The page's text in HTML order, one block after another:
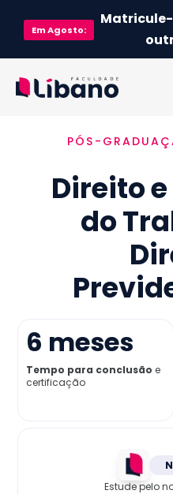
EmAgosto:
Matricule-
Ementa
Como funciona
Credenciamento MEC
Matricule-se
PÓS-
Direito
do
6 meses
Tempo para conclusão e
certificação
Estude pelo